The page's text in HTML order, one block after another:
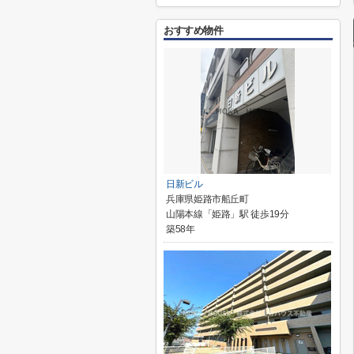
おすすめ物件
日新ビル
兵庫県姫路市船丘町
山陽本線「姫路」駅 徒歩19分
築58年